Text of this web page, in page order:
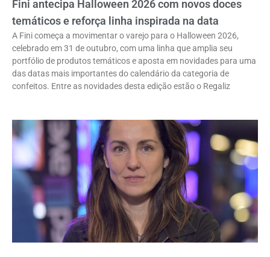
Fini antecipa Halloween 2026 com novos doces
temáticos e reforça linha inspirada na data
A Fini começa a movimentar o varejo para o Halloween 2026,
celebrado em 31 de outubro, com uma linha que amplia seu
portfólio de produtos temáticos e aposta em novidades para uma
das datas mais importantes do calendário da categoria de
confeitos. Entre as novidades desta edição estão o Regaliz